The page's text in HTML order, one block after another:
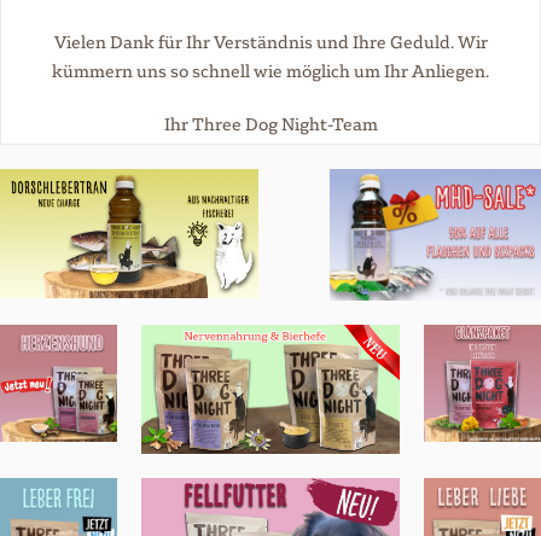
Vielen Dank für Ihr Verständnis und Ihre Geduld. Wir
kümmern uns so schnell wie möglich um Ihr Anliegen.
Ihr Three Dog Night-Team